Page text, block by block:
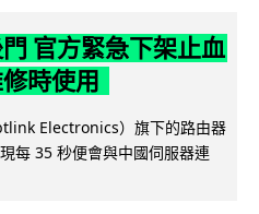
官方緊急下架止血
時使用
Electronics）旗下的路由器
每 35 秒便會與中國伺服器連